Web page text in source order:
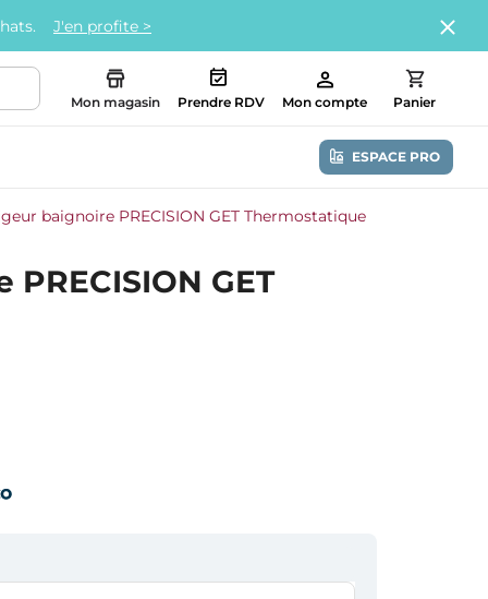
J'en profite >
Mon magasin Prendre RDV Mon compte Panier
ESPACE PRO
baignoire PRECISION GET Thermostatique
GET